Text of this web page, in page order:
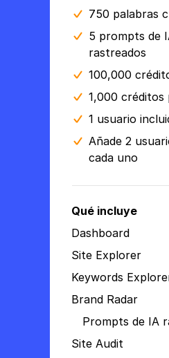
750 palabras
5 prompts de
rastreados
100,000
1,000 créditos
1 usuario
Añade 2
cada uno
Qué incluye
Dashboard
Site Explorer
Keywords
Brand Radar
Prompts de IA
Site Audit